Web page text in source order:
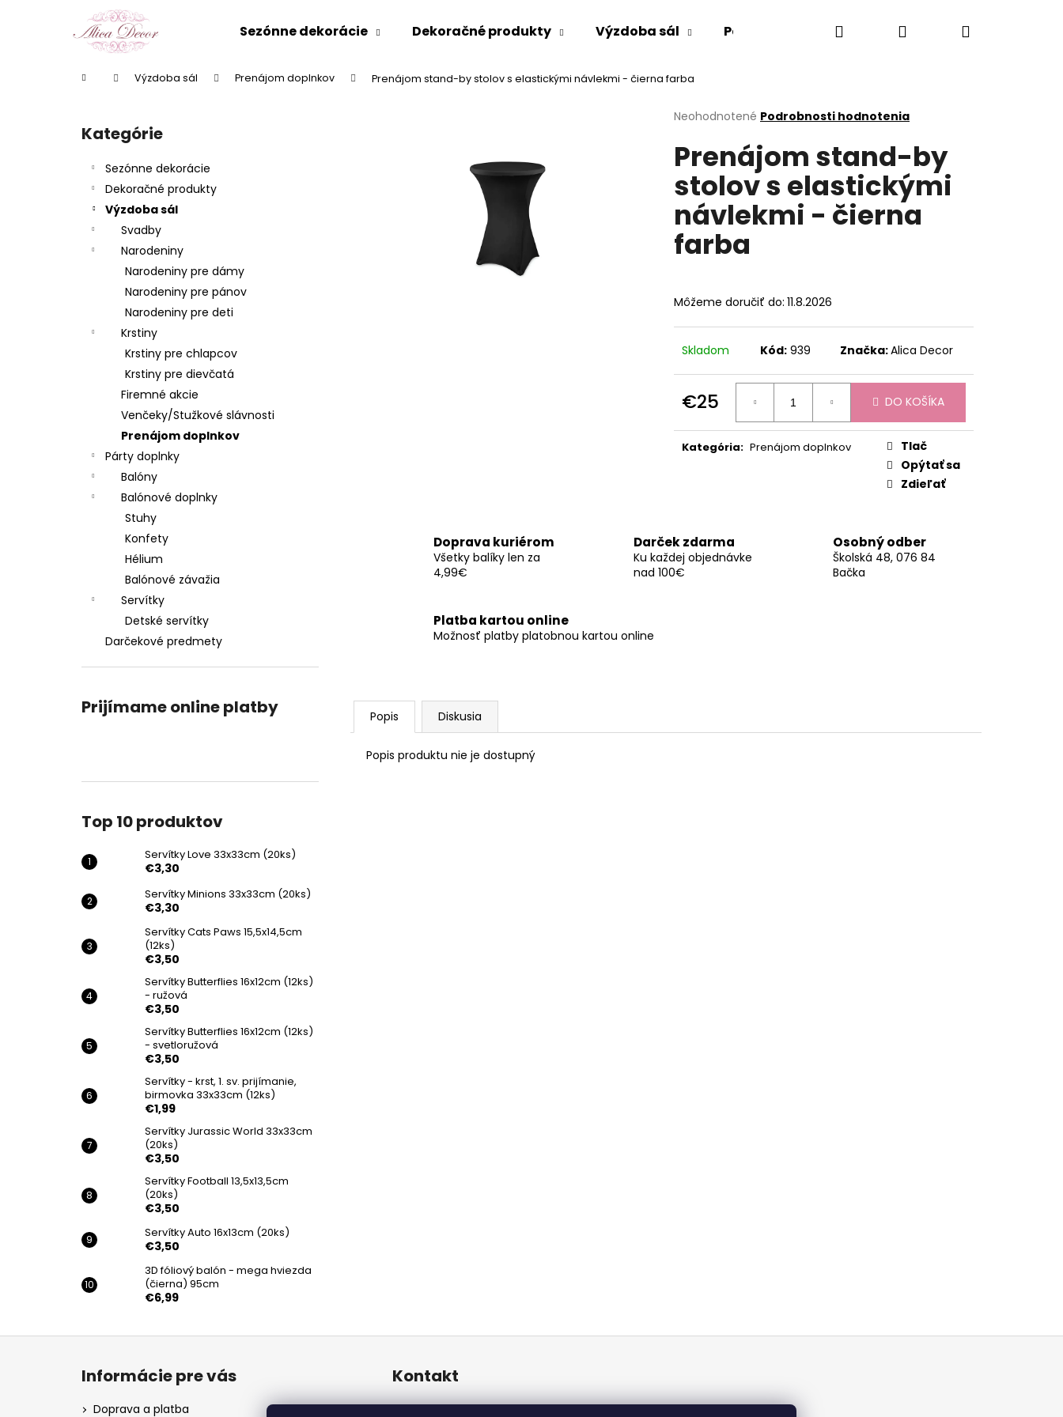
Sezónne dekorácie Dekoračné produkty Výzdoba sál Párty doplnky Darčekové predmety
Hľadať PrihlásenieNákupný
Domov Výzdoba sál Prenájom doplnkov Prenájom stand-by stolov s elastickými návlekmi - čierna farba
Preskočiť
kategórie
Kategórie
Sezónne dekorácie
Dekoračné produkty
Výzdoba sál
Svadby
Narodeniny
Narodeniny pre dámy
Narodeniny pre pánov
Narodeniny pre deti
Krstiny
Krstiny pre chlapcov
Krstiny pre dievčatá
Firemné akcie
Venčeky/Stužkové slávnosti
Prenájom doplnkov
Párty doplnky
Balóny
Balónové doplnky
Stuhy
Konfety
Hélium
Balónové závažia
Servítky
Detské servítky
Darčekové predmety
Prijímame online platby
Top 10 produktov
Servítky Love 33x33cm (20ks)
€3,30
Servítky Minions 33x33cm (20ks)
€3,30
Servítky Cats Paws 15,5x14,5cm
(12ks)
€3,50
Servítky Butterflies 16x12cm (12ks)
- ružová
€3,50
Servítky Butterflies 16x12cm (12ks)
- svetloružová
€3,50
Servítky - krst, 1. sv. prijímanie,
birmovka 33x33cm (12ks)
€1,99
Servítky Jurassic World 33x33cm
(20ks)
€3,50
Servítky Football 13,5x13,5cm
(20ks)
€3,50
Servítky Auto 16x13cm (20ks)
€3,50
3D fóliový balón - mega hviezda
(čierna) 95cm
€6,99
Priemerné
produktu
je
z
5
hviezdičiek.
Neohodnotené Podrobnosti hodnotenia
Prenájom stand-by
stolov s elastickými
návlekmi - čierna
farba
Môžeme doručiť do: 11.8.2026
Skladom Kód: 939 Značka:Alica Decor
€25
Jednotková
cena:
DO KOŠÍKA
Kategória: Prenájom doplnkov
Tlač
Opýtať sa
Zdieľať
Doprava kuriérom
Všetky balíky len za
4,99€
Darček zdarma
Ku každej objednávke
nad 100€
Osobný odber
Školská 48, 076 84
Bačka
Platba kartou online
Možnosť platby platobnou kartou online
Popis Diskusia
Popis produktu nie je dostupný
Späť
Späť
Čo potrebujete nájsť?
Odporúčame
SERVÍTKY LOVE 33X33CM (20KS)
€3,30
SERVÍTKY CATS PAWS 15,5X14,5CM
Z
Informácie pre vás
Doprava a platba
Kontakt
info@alicadecor.sk